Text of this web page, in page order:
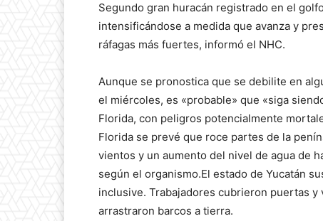
Segundo gran huracán registrado en el
intensificándose a medida que avanza y
ráfagas más fuertes, informó el NHC.
Aunque se pronostica que se debilite en
el miércoles, es «probable» que «siga
Florida, con peligros potencialmente
Florida se prevé que roce partes de la
vientos y un aumento del nivel de agua de
según el organismo.El estado de Yucatán
inclusive. Trabajadores cubrieron puertas
arrastraron barcos a tierra.